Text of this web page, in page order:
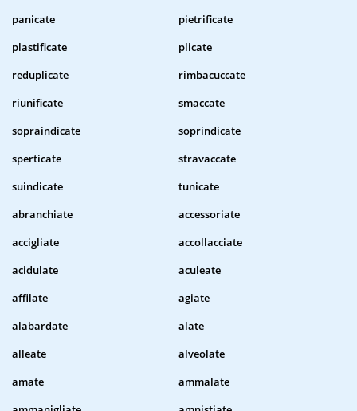
panicate
pietrificate
plastificate
plicate
reduplicate
rimbacuccate
riunificate
smaccate
sopraindicate
soprindicate
sperticate
stravaccate
suindicate
tunicate
abranchiate
accessoriate
accigliate
accollacciate
acidulate
aculeate
affilate
agiate
alabardate
alate
alleate
alveolate
amate
ammalate